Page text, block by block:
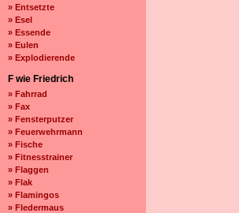
» Entsetzte
» Esel
» Essende
» Eulen
» Explodierende
F wie Friedrich
» Fahrrad
» Fax
» Fensterputzer
» Feuerwehrmann
» Fische
» Fitnesstrainer
» Flaggen
» Flak
» Flamingos
» Fledermaus